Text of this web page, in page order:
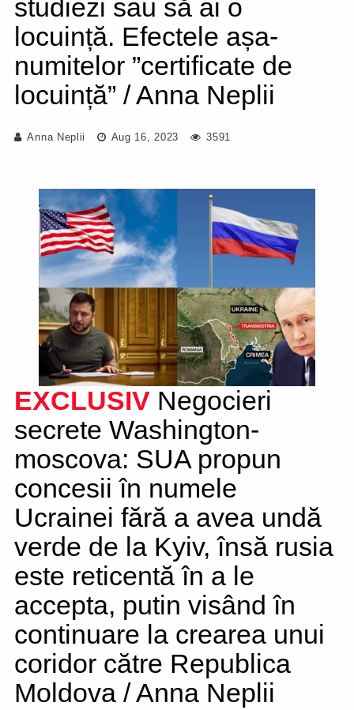
studiezi sau să ai o
locuință. Efectele așa-
numitelor ”certificate de
locuință” / Anna Neplii
Anna Neplii Aug 16, 2023 3591
EXCLUSIV Negocieri
secrete Washington-
moscova: SUA propun
concesii în numele
Ucrainei fără a avea undă
verde de la Kyiv, însă rusia
este reticentă în a le
accepta, putin visând în
continuare la crearea unui
coridor către Republica
Moldova / Anna Neplii